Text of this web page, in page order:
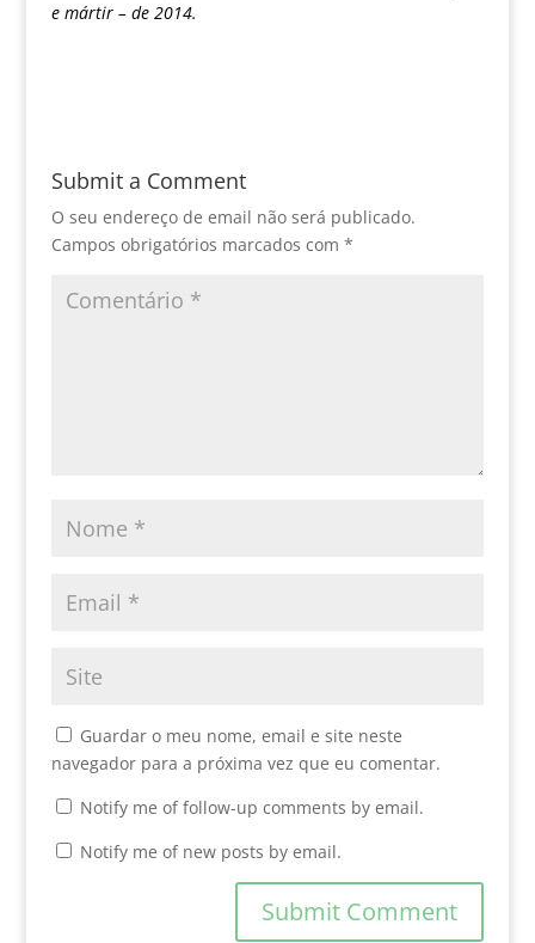
e mártir – de 2014.
Submit a Comment
O seu endereço de email não será publicado.
Campos obrigatórios marcados com *
Guardar o meu nome, email e site neste
navegador para a próxima vez que eu comentar.
Notify me of follow-up comments by email.
Notify me of new posts by email.